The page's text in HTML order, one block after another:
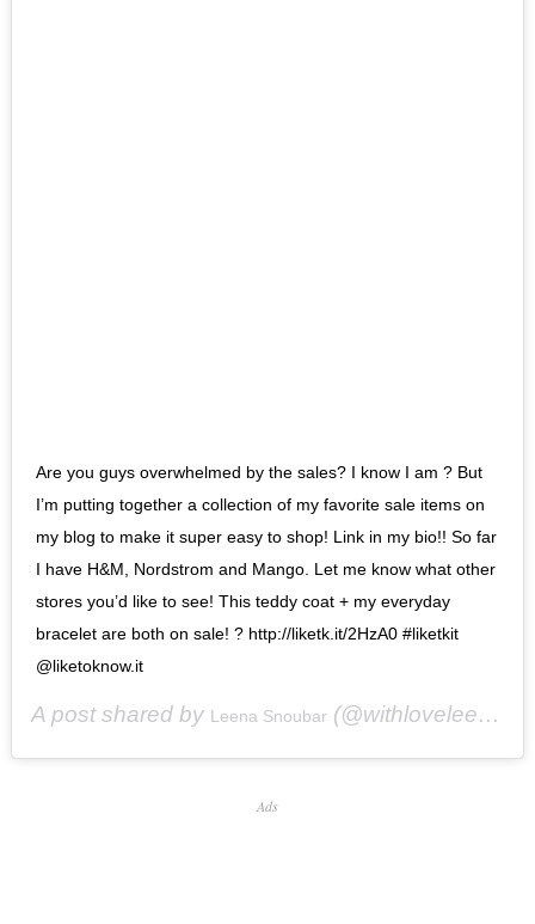
Are you guys overwhelmed by the sales? I know I am ? But
I’m putting together a collection of my favorite sale items on
my blog to make it super easy to shop! Link in my bio!! So far
I have H&M, Nordstrom and Mango. Let me know what other
stores you’d like to see! This teddy coat + my everyday
bracelet are both on sale! ? http://liketk.it/2HzA0 #liketkit
@liketoknow.it
A post shared by Leena Snoubar (@withloveleena) on
Ads